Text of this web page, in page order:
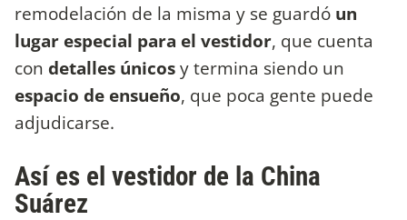
remodelación de la misma y se guardó un
lugar especial para el vestidor, que cuenta
con detalles únicosy termina siendo un
espacio de ensueño, que poca gente puede
adjudicarse.
Así es el vestidor de la China
Suárez